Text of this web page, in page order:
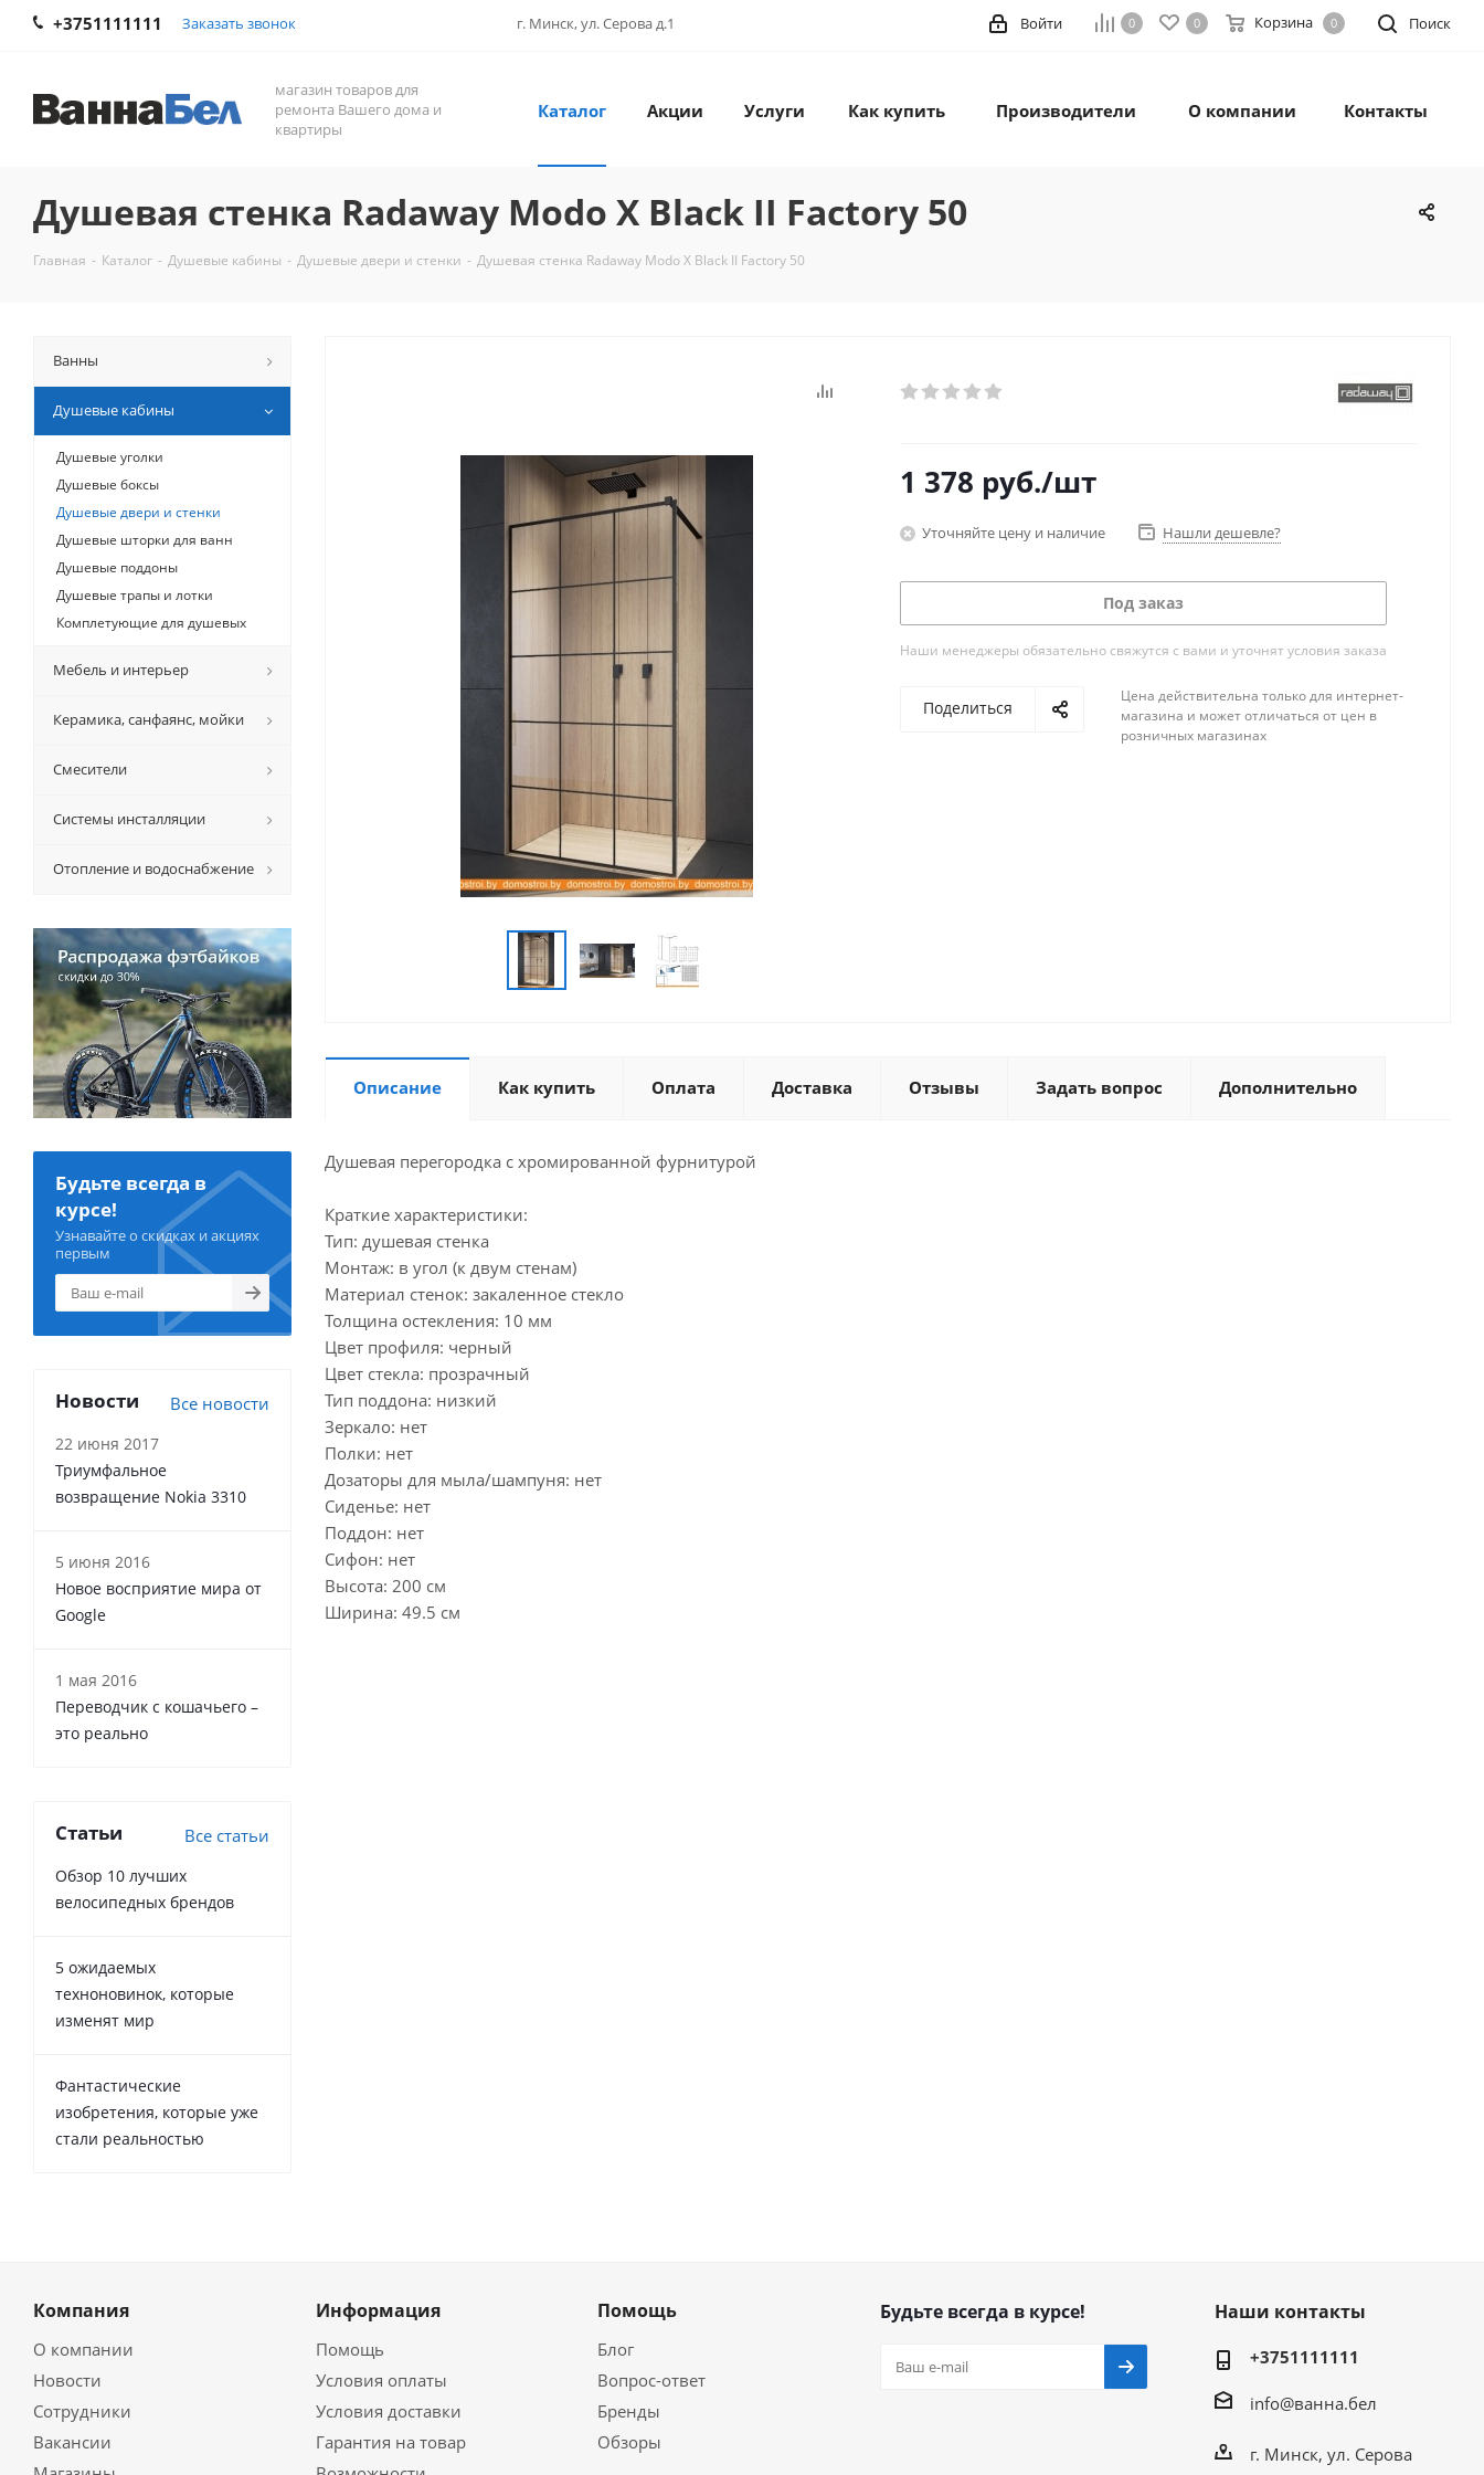
+3751111111 Заказать звонок г. Минск, ул. Серова д.1 Поиск
0 0 Корзина 0
Войти
магазин товаров для
ремонта Вашего дома и
квартиры
Каталог Акции Услуги Как купить Производители О компании Контакты
Душевая стенка Radaway Modo X Black II Factory 50
Главная - Каталог - Душевые кабины - Душевые двери и стенки - Душевая стенка Radaway Modo X Black II Factory 50
1 378 руб./шт
Уточняйте цену и наличие Нашли дешевле?
Под заказ
Наши менеджеры обязательно свяжутся с вами и уточнят условия заказа
Поделиться
Цена действительна только для интернет-
магазина и может отличаться от цен в
розничных магазинах
Описание Как купить Оплата Доставка Отзывы Задать вопрос Дополнительно
Душевая перегородка с хромированной фурнитурой
Краткие характеристики:
Тип: душевая стенка
Монтаж: в угол (к двум стенам)
Материал стенок: закаленное стекло
Толщина остекления: 10 мм
Цвет профиля: черный
Цвет стекла: прозрачный
Тип поддона: низкий
Зеркало: нет
Полки: нет
Дозаторы для мыла/шампуня: нет
Сиденье: нет
Поддон: нет
Сифон: нет
Высота: 200 см
Ширина: 49.5 см
Ванны
Душевые кабины
Душевые уголки
Душевые боксы
Душевые двери и стенки
Душевые шторки для ванн
Душевые поддоны
Душевые трапы и лотки
Комплетующие для душевых
Мебель и интерьер
Керамикa, санфаянс, мойки
Смесители
Системы инсталляции
Отопление и водоснабжение
Будьте всегда в
курсе!
Узнавайте о скидках и акциях
первым
Новости Все новости
22 июня 2017
Триумфальное
возвращение Nokia 3310
5 июня 2016
Новое восприятие мира от
Google
1 мая 2016
Переводчик с кошачьего –
это реально
Статьи Все статьи
Обзор 10 лучших
велосипедных брендов
5 ожидаемых
техноновинок, которые
изменят мир
Фантастические
изобретения, которые уже
стали реальностью
Компания
О компании
Новости
Сотрудники
Вакансии
Информация
Помощь
Условия оплаты
Условия доставки
Гарантия на товар
Помощь
Блог
Вопрос-ответ
Бренды
Обзоры
Будьте всегда в курсе! Наши контакты
+3751111111
info@ванна.бел
г. Минск, ул. Серова